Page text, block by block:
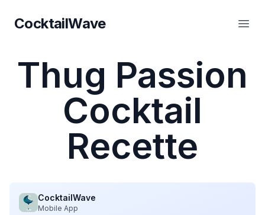
CocktailWave
CocktailWave
Thug Passion
Cocktail
Recette
CocktailWave
Mobile App